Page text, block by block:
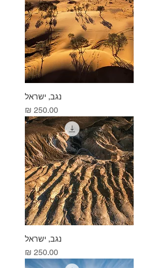
נגב, ישראל
מחיר
נגב, ישראל
מחיר